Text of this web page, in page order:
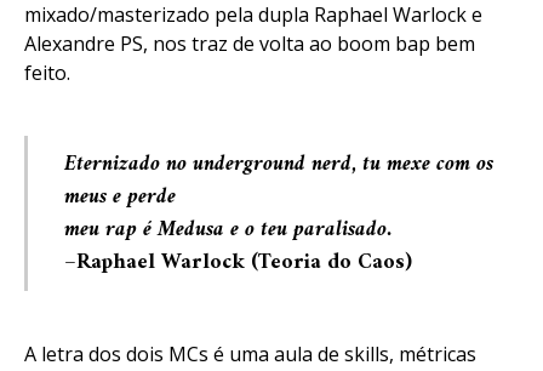
mixado/masterizado pela dupla Raphael Warlock e
Alexandre PS, nos traz de volta ao boom bap bem
feito.
Eternizado no underground nerd, tu mexe com os
meus e perde
meu rap é Medusa e o teu paralisado.
–Raphael Warlock (Teoria do Caos)
A letra dos dois MCs é uma aula de skills, métricas